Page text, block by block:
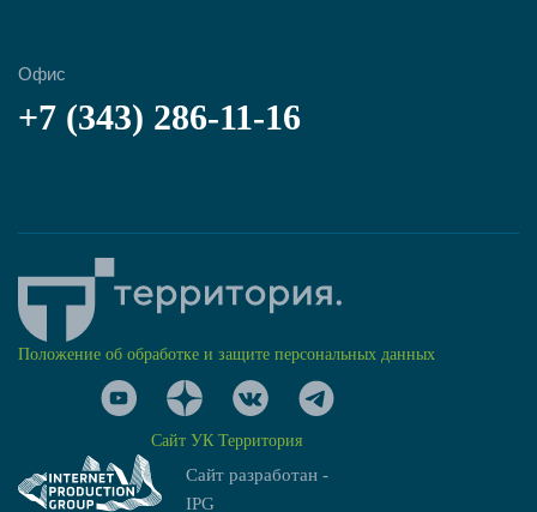
Офис
+7 (343) 286-11-16
Положение об обработке и защите персональных данных
Сайт УК Территория
Сайт разработан -
IPG